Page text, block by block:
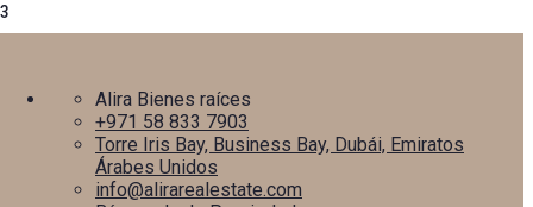
3
Alira Bienes raíces
+971 58 833 7903
Torre Iris Bay, Business Bay, Dubái, Emiratos
Árabes Unidos
info@alirarealestate.com